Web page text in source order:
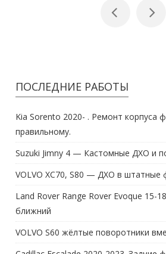
ПОСЛЕДНИЕ РАБОТЫ
Kia Sorento 2020- . Ремонт корпуса
правильному.
Suzuki Jimny 4 — Кастомные ДХО и
VOLVO XC70, S80 — ДХО в штатные
Land Rover Range Rover Evoque 15-
ближний
VOLVO S60 жёлтые поворотники